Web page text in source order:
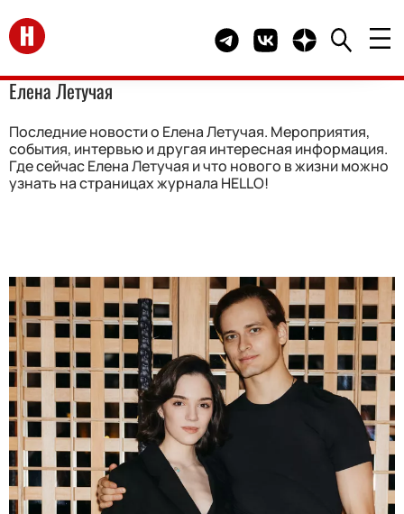
Перейти на главную Telegram канал HELLO
Группа HELLO
Канал HELLO в
Елена Летучая
Последние новости о Елена Летучая. Мероприятия,
события, интервью и другая интересная информация.
Где сейчас Елена Летучая и что нового в жизни можно
узнать на страницах журнала HELLO!